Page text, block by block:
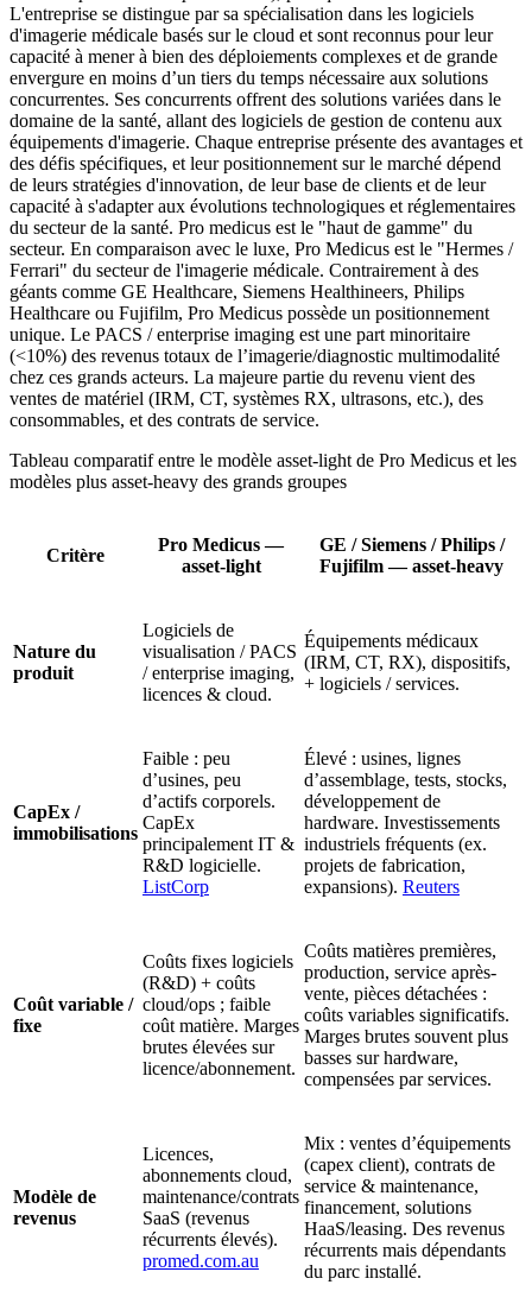
L'entreprise se distingue par sa spécialisation dans les logiciels
d'imagerie médicale basés sur le cloud et sont reconnus pour leur
capacité à mener à bien des déploiements complexes et de grande
envergure en moins d’un tiers du temps nécessaire aux solutions
concurrentes. Ses concurrents offrent des solutions variées dans le
domaine de la santé, allant des logiciels de gestion de contenu aux
équipements d'imagerie. Chaque entreprise présente des avantages et
des défis spécifiques, et leur positionnement sur le marché dépend
de leurs stratégies d'innovation, de leur base de clients et de leur
capacité à s'adapter aux évolutions technologiques et réglementaires
du secteur de la santé. Pro medicus est le "haut de gamme" du
secteur. En comparaison avec le luxe, Pro Medicus est le "Hermes /
Ferrari" du secteur de l'imagerie médicale. Contrairement à des
géants comme GE Healthcare, Siemens Healthineers, Philips
Healthcare ou Fujifilm, Pro Medicus possède un positionnement
unique. Le PACS / enterprise imaging est une part minoritaire
(<10%) des revenus totaux de l’imagerie/diagnostic multimodalité
chez ces grands acteurs. La majeure partie du revenu vient des
ventes de matériel (IRM, CT, systèmes RX, ultrasons, etc.), des
consommables, et des contrats de service.
Tableau comparatif entre le modèle asset-light de Pro Medicus et les
modèles plus asset-heavy des grands groupes
Critère
Pro Medicus —
asset-light
GE / Siemens / Philips /
Fujifilm — asset-heavy
Nature du
produit
Logiciels de
visualisation / PACS
/ enterprise imaging,
licences & cloud.
Équipements médicaux
(IRM, CT, RX), dispositifs,
+ logiciels / services.
CapEx /
immobilisations
Faible : peu
d’usines, peu
d’actifs corporels.
CapEx
principalement IT &
R&D logicielle.
ListCorp
Élevé : usines, lignes
d’assemblage, tests, stocks,
développement de
hardware. Investissements
industriels fréquents (ex.
projets de fabrication,
expansions). Reuters
Coût variable /
fixe
Coûts fixes logiciels
(R&D) + coûts
cloud/ops ; faible
coût matière. Marges
brutes élevées sur
licence/abonnement.
Coûts matières premières,
production, service après-
vente, pièces détachées :
coûts variables significatifs.
Marges brutes souvent plus
basses sur hardware,
compensées par services.
Modèle de
revenus
Licences,
abonnements cloud,
maintenance/contrats
SaaS (revenus
récurrents élevés).
promed.com.au
Mix : ventes d’équipements
(capex client), contrats de
service & maintenance,
financement, solutions
HaaS/leasing. Des revenus
récurrents mais dépendants
du parc installé.